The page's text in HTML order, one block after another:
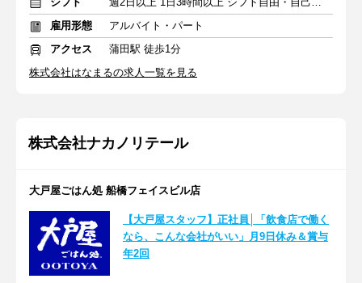
雇用形態
アルバイト・パート
アクセス
蒲田駅 徒歩1分
株式会社はなまるの求人一覧を見る
株式会社ナカノリテール
大戸屋ごはん処 船橋フェイスビル店
【大戸屋スタッフ】正社員│「飲食店で働く
なら、こんな会社がいい」月9日休み＆賞与
年2回